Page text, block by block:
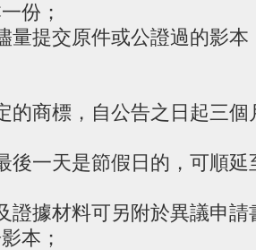
份；
量提交原件或公證過的影
的商標，自公告之日起三
後一天是節假日的，可順
證據材料可另附於異議申
本；